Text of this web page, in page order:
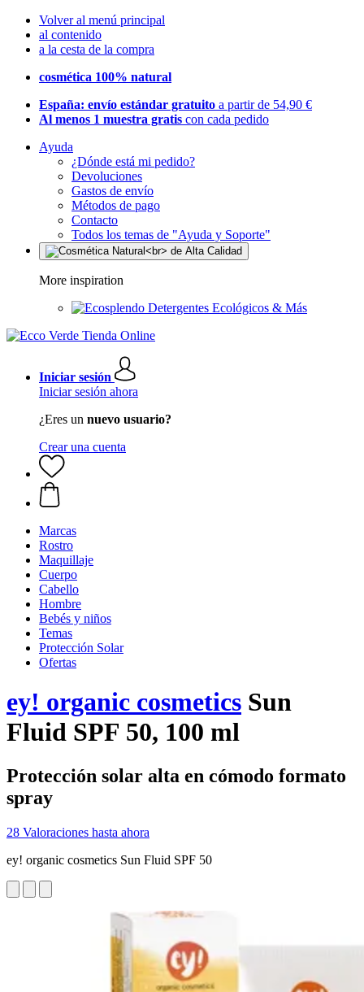
Volver al menú principal
al contenido
a la cesta de la compra
cosmética 100% natural
España: envío estándar gratuito a partir de 54,90 €
Al menos 1 muestra gratis con cada pedido
Ayuda
¿Dónde está mi pedido?
Devoluciones
Gastos de envío
Métodos de pago
Contacto
Todos los temas de "Ayuda y Soporte"
More inspiration
Detergentes Ecológicos & Más
Iniciar sesión
Iniciar sesión ahora
¿Eres un nuevo usuario?
Crear una cuenta
Marcas
Rostro
Maquillaje
Cuerpo
Cabello
Hombre
Bebés y niños
Temas
Protección Solar
Ofertas
ey! organic cosmetics Sun
Fluid SPF 50, 100 ml
Protección solar alta en cómodo formato
spray
28 Valoraciones hasta ahora
ey! organic cosmetics Sun Fluid SPF 50